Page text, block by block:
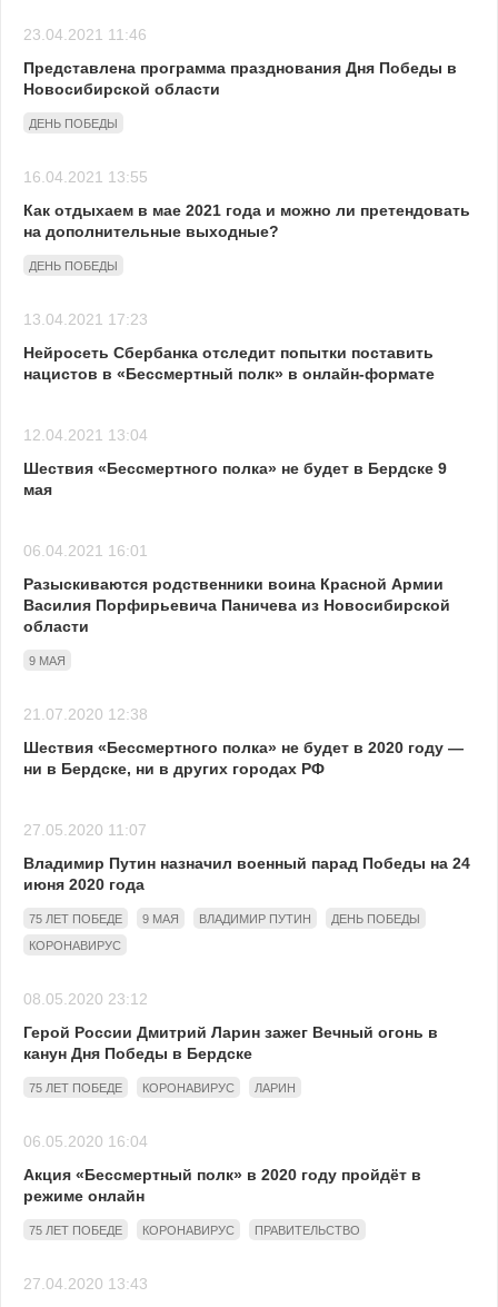
23.04.2021 11:46
Представлена программа празднования Дня Победы в
Новосибирской области
ДЕНЬ ПОБЕДЫ
16.04.2021 13:55
Как отдыхаем в мае 2021 года и можно ли претендовать
на дополнительные выходные?
ДЕНЬ ПОБЕДЫ
13.04.2021 17:23
Нейросеть Сбербанка отследит попытки поставить
нацистов в «Бессмертный полк» в онлайн-формате
12.04.2021 13:04
Шествия «Бессмертного полка» не будет в Бердске 9
мая
06.04.2021 16:01
Разыскиваются родственники воина Красной Армии
Василия Порфирьевича Паничева из Новосибирской
области
9 МАЯ
21.07.2020 12:38
Шествия «Бессмертного полка» не будет в 2020 году —
ни в Бердске, ни в других городах РФ
27.05.2020 11:07
Владимир Путин назначил военный парад Победы на 24
июня 2020 года
75 ЛЕТ ПОБЕДЕ 9 МАЯ ВЛАДИМИР ПУТИН
ДЕНЬ ПОБЕДЫ
КОРОНАВИРУС
08.05.2020 23:12
Герой России Дмитрий Ларин зажег Вечный огонь в
канун Дня Победы в Бердске
75 ЛЕТ ПОБЕДЕ КОРОНАВИРУС ЛАРИН
06.05.2020 16:04
Акция «Бессмертный полк» в 2020 году пройдёт в
режиме онлайн
75 ЛЕТ ПОБЕДЕ КОРОНАВИРУС ПРАВИТЕЛЬСТВО
27.04.2020 13:43